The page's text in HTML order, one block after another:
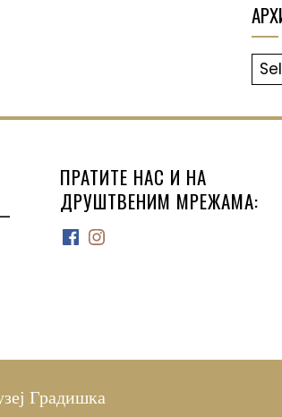
ПРАТИТЕ НАС И НА
ДРУШТВЕНИМ МРЕЖАМА:
Facebook
Instagram
Градишка